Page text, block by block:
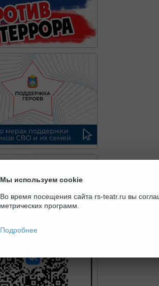
Мы используем cookie
Во время посещения сайта rs-teatr.ru вы
метрических программ.
Подробнее